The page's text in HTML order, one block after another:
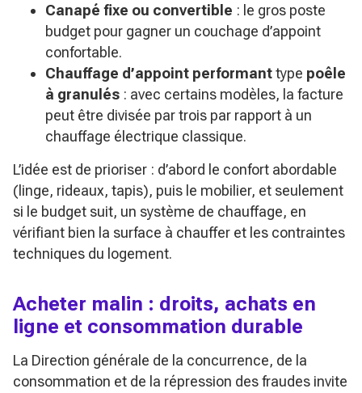
Canapé fixe ou convertible : le gros poste
budget pour gagner un couchage d’appoint
confortable.
Chauffage d’appoint performanttype poêle
à granulés : avec certains modèles, la facture
peut être divisée par trois par rapport à un
chauffage électrique classique.
L’idée est de prioriser : d’abord le confort abordable
(linge, rideaux, tapis), puis le mobilier, et seulement
si le budget suit, un système de chauffage, en
vérifiant bien la surface à chauffer et les contraintes
techniques du logement.
Acheter malin : droits, achats en
ligne et consommation durable
La Direction générale de la concurrence, de la
consommation et de la répression des fraudes invite